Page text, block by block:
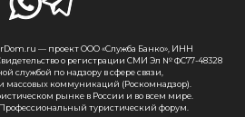
— проект ООО «Служба Банко», ИНН
Свидетельство о регистрации СМИ Эл № ФС77-48328
службой по надзору в сфере связи,
коммуникаций (Роскомнадзор).
рынке в России и во всем мире.
туристический форум.